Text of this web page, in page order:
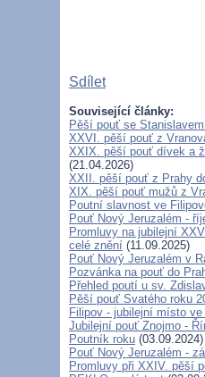
Sdílet
Související články:
Pěší pouť se
XXVI. pěší pouť z
XXIX. pěší pouť dívek a
(21.04.2026)
XXII. pěší pouť z Prahy
XIX. pěší pouť mužů z
Poutní slavnost ve
Pouť Nový Jeruzalém -
Promluvy na jubilejní
celé znění (11.09.2025)
Pouť Nový Jeruzalém v
Pozvánka na pouť do
Přehled poutí u sv.
Pěší pouť Svatého roku
Filipov - jubilejní místo
Jubilejní pouť Znojmo -
Poutník roku (03.09.2024)
Pouť Nový Jeruzalém -
Promluvy při XXIV. pěší